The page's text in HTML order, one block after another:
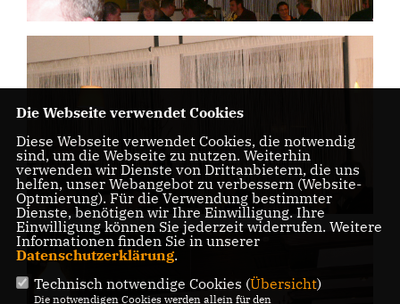
Die Webseite verwendet Cookies
Diese Webseite verwendet Cookies, die notwendig
sind, um die Webseite zu nutzen. Weiterhin
verwenden wir Dienste von Drittanbietern, die uns
helfen, unser Webangebot zu verbessern (Website-
Optmierung). Für die Verwendung bestimmter
Dienste, benötigen wir Ihre Einwilligung. Ihre
Einwilligung können Sie jederzeit widerrufen. Weitere
Informationen finden Sie in unserer
Datenschutzerklärung.
Technisch notwendige Cookies (Übersicht)
Die notwendigen Cookies werden allein für den